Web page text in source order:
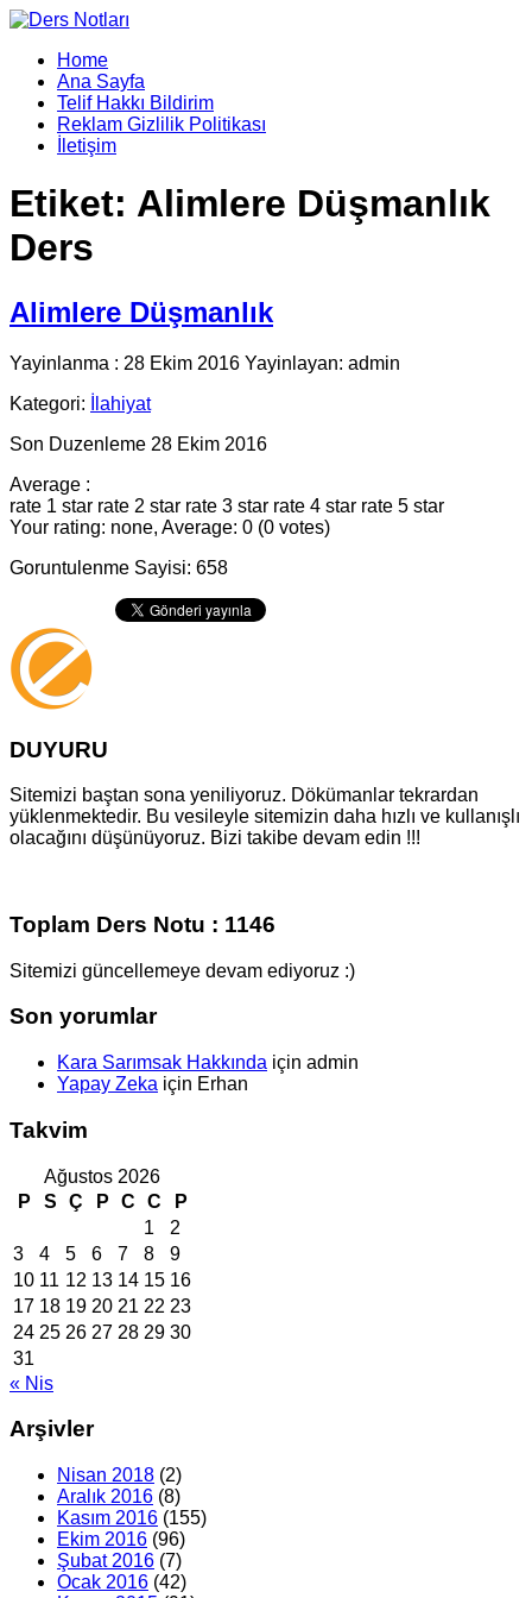
Home
Ana Sayfa
Telif Hakkı Bildirim
Reklam Gizlilik Politikası
İletişim
Etiket: Alimlere Düşmanlık
Ders
Alimlere Düşmanlık
Yayinlanma : 28 Ekim 2016 Yayinlayan: admin
Kategori:
İlahiyat
Son Duzenleme 28 Ekim 2016
Average :
rate 1 star rate 2 star rate 3 star rate 4 star rate 5 star
Your rating: none, Average: 0 (0 votes)
Goruntulenme Sayisi: 658
DUYURU
Sitemizi baştan sona yeniliyoruz. Dökümanlar tekrardan
yüklenmektedir. Bu vesileyle sitemizin daha hızlı ve kullanışlı
olacağını düşünüyoruz. Bizi takibe devam edin !!!
Toplam Ders Notu : 1146
Sitemizi güncellemeye devam ediyoruz :)
Son yorumlar
Kara Sarımsak Hakkında için admin
Yapay Zeka için Erhan
Takvim
Ağustos 2026
P
S Ç P C C
P
1
2
3
4 5 6 7 8
9
10 11 12 13 14 15 16
17 18 19 20 21 22 23
24 25 26 27 28 29 30
31
« Nis
Arşivler
Nisan 2018 (2)
Aralık 2016 (8)
Kasım 2016 (155)
Ekim 2016 (96)
Şubat 2016 (7)
Ocak 2016 (42)